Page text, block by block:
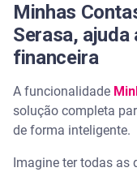
Minhas
Serasa,
financeira
A funcionalidade
solução completa
de forma inteligente.
Imagine ter todas as